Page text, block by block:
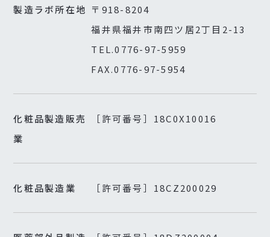
製造ラボ所在地 〒918-8204
福井県福井市南四ツ居2丁目2-13
TEL.0776-97-5959
FAX.0776-97-5954
化粧品製造販売
業
［許可番号］18C0X10016
化粧品製造業 ［許可番号］18CZ200029